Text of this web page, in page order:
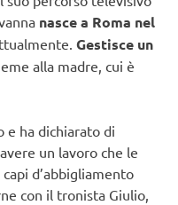
nasce a Roma nel
Gestisce un
alla madre, cui è
e ha dichiarato di
un lavoro che le
d’abbigliamento
con il tronista Giulio,